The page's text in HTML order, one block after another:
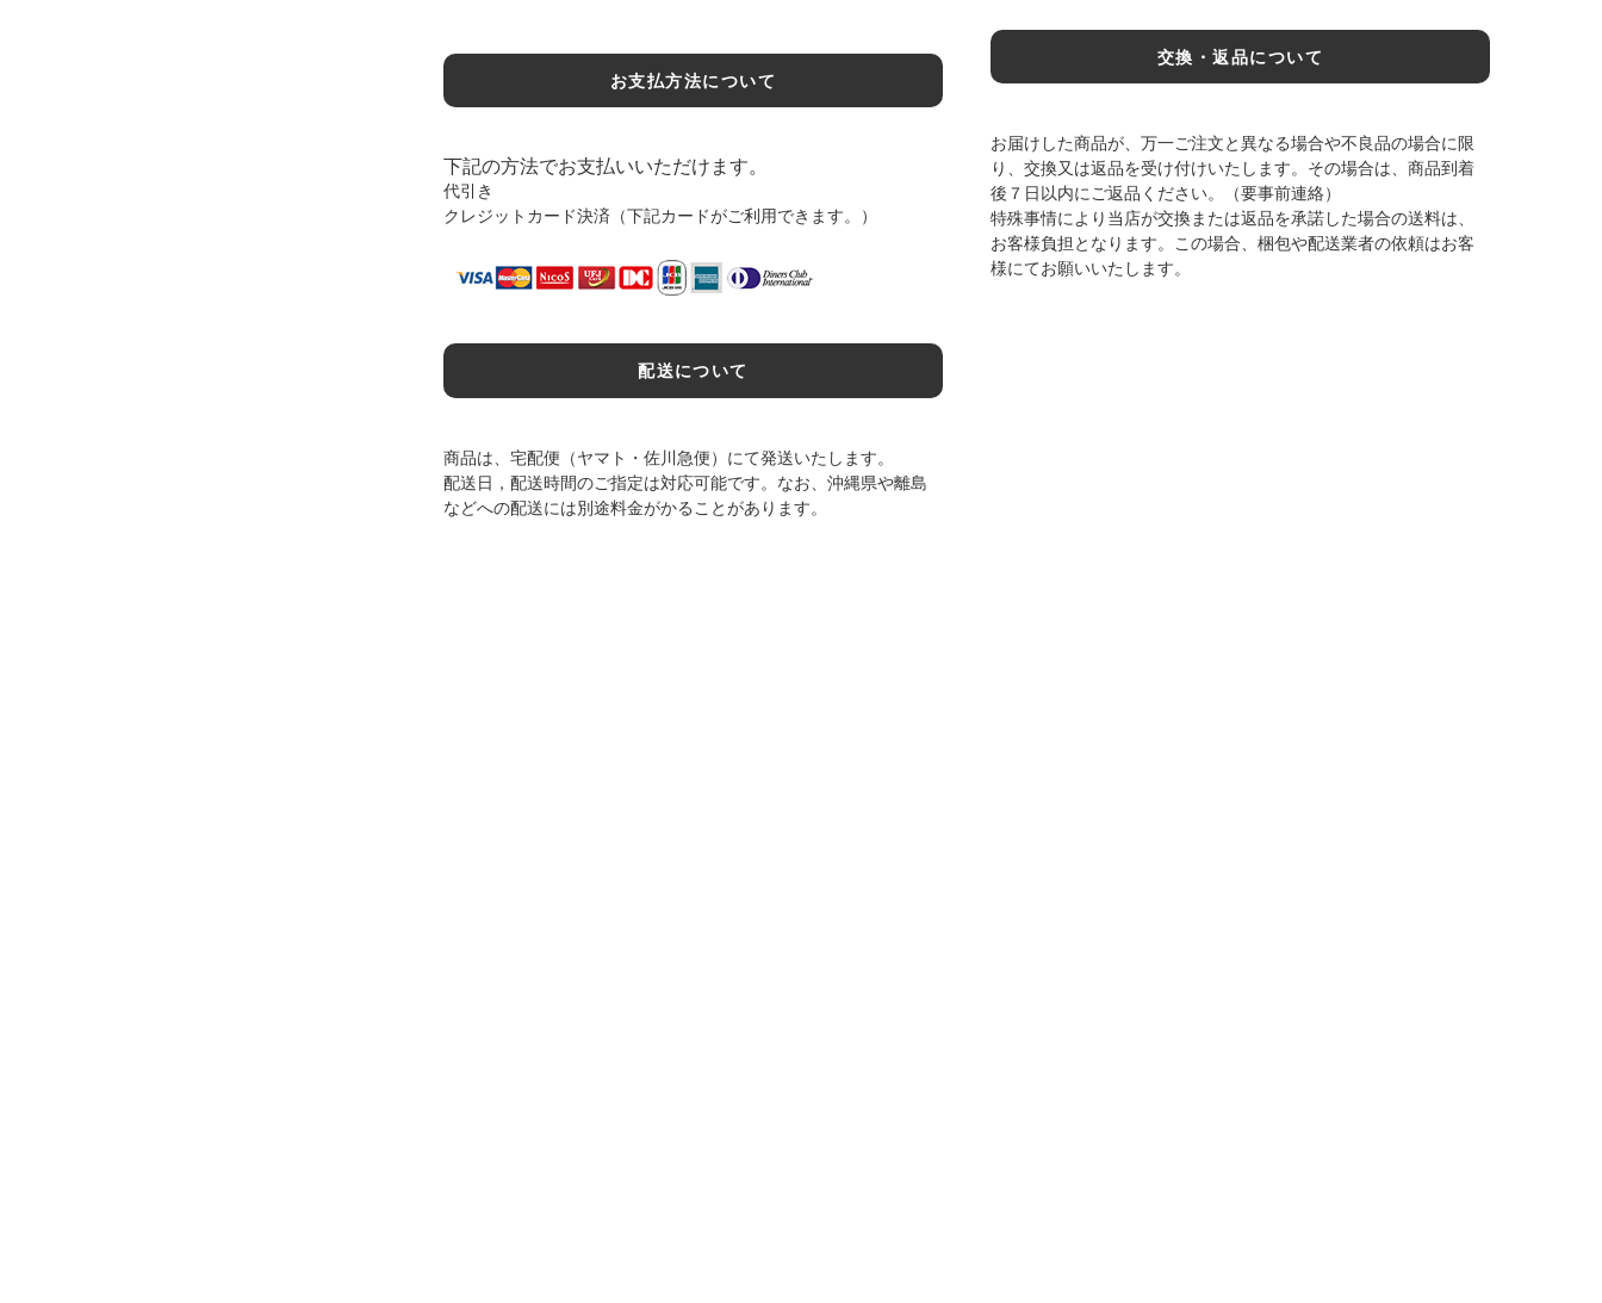
お支払方法について
下記の方法でお支払いいただけます。
代引き
クレジットカード決済（下記カードがご利用できます。）
配送について
商品は、宅配便（ヤマト・佐川急便）にて発送いたします。
配送日，配送時間のご指定は対応可能です。なお、沖縄県や離島
などへの配送には別途料金がかることがあります。
交換・返品について
お届けした商品が、万一ご注文と異なる場合や不良品の場合に限
り、交換又は返品を受け付けいたします。その場合は、商品到着
後７日以内にご返品ください。（要事前連絡）
特殊事情により当店が交換または返品を承諾した場合の送料は、
お客様負担となります。この場合、梱包や配送業者の依頼はお客
様にてお願いいたします。